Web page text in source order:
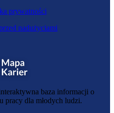
baza informacji o
pracy dla młodych ludzi.
prywatności
nadużyciami